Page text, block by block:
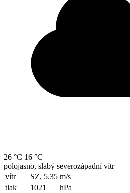
26 °C 16 °C
polojasno, slabý severozápadní vítr
vítr
SZ, 5.35 m/s
tlak
1021
hPa